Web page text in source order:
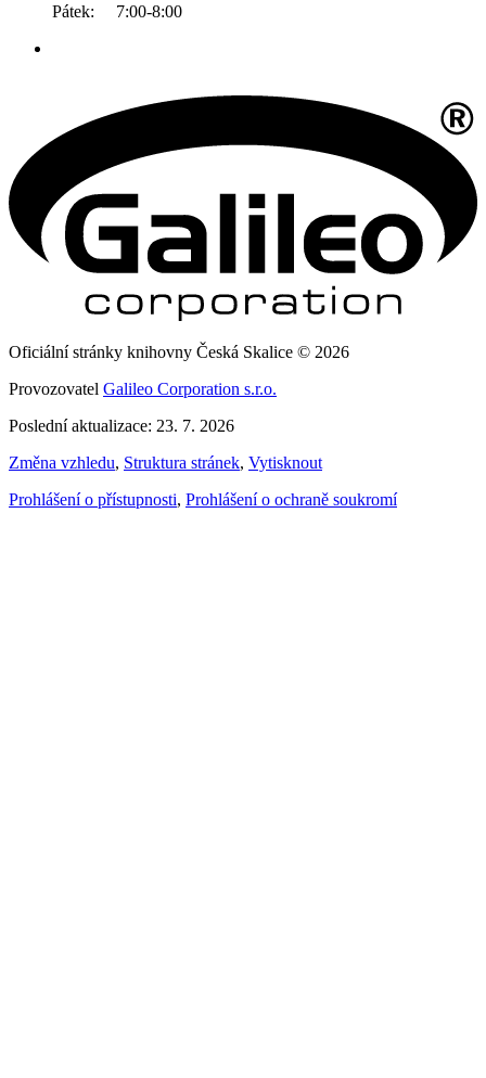
Pátek: 7:00-8:00
Oficiální stránky knihovny Česká Skalice © 2026
Provozovatel Galileo Corporation s.r.o.
Poslední aktualizace: 23. 7. 2026
Změna vzhledu, Struktura stránek, Vytisknout
Prohlášení o přístupnosti, Prohlášení o ochraně soukromí